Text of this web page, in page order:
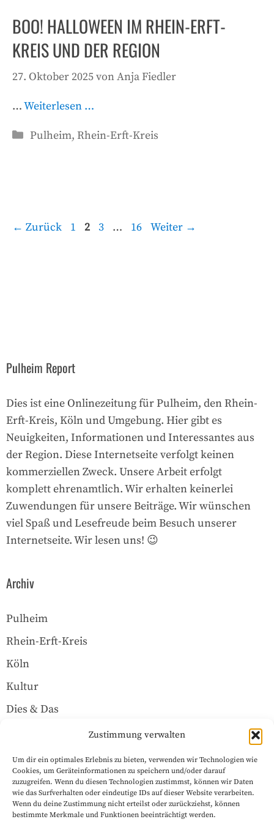
Zustimmung verwalten
Um dir ein optimales Erlebnis zu bieten, verwenden wir Technologien wie
Cookies, um Geräteinformationen zu speichern und/oder darauf
zuzugreifen. Wenn du diesen Technologien zustimmst, können wir Daten
wie das Surfverhalten oder eindeutige IDs auf dieser Website verarbeiten.
Wenn du deine Zustimmung nicht erteilst oder zurückziehst, können
bestimmte Merkmale und Funktionen beeinträchtigt werden.
BOO! HALLOWEEN IM RHEIN-ERFT-
KREIS UND DER REGION
27. Oktober 2025vonAnja Fiedler
…Weiterlesen …
Kategorien
Pulheim, Rhein-Erft-Kreis
← Zurück Seite
1 Seite
2 Seite
3 … Seite
16 Weiter →
Pulheim Report
Dies ist eine Onlinezeitung für Pulheim, den Rhein-
Erft-Kreis, Köln und Umgebung. Hier gibt es
Neuigkeiten, Informationen und Interessantes aus
der Region. Diese Internetseite verfolgt keinen
kommerziellen Zweck. Unsere Arbeit erfolgt
komplett ehrenamtlich. Wir erhalten keinerlei
Zuwendungen für unsere Beiträge. Wir wünschen
viel Spaß und Lesefreude beim Besuch unserer
Internetseite. Wir lesen uns! 😉
Archiv
Pulheim
Rhein-Erft-Kreis
Köln
Kultur
Dies & Das
Rechtliches
Datenschutzerklärung